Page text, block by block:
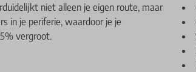
niet alleen je eigen route, maar
in je periferie, waardoor je je
vergroot.